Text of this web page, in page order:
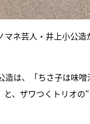
ネ芸人・井上小公
造は、「ちさ子は味
、ザワつくトリオの